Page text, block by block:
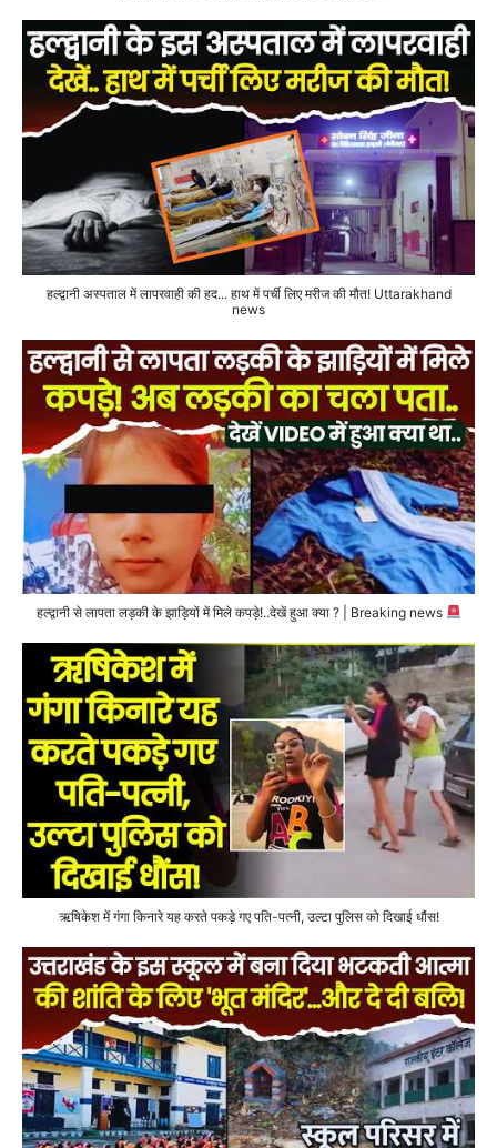
हल्द्वानी अस्पताल में लापरवाही की हद... हाथ में पर्ची लिए मरीज की मौत! Uttarakhand
news
हल्द्वानी से लापता लड़की के झाड़ियों में मिले कपड़े!..देखें हुआ क्या ? | Breaking news
ऋषिकेश में गंगा किनारे यह करते पकड़े गए पति-पत्नी, उल्टा पुलिस को दिखाई धौंस!